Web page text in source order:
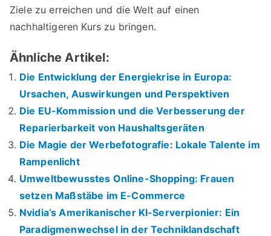
Ziele zu erreichen und die Welt auf einen
nachhaltigeren Kurs zu bringen.
Ähnliche Artikel:
Die Entwicklung der Energiekrise in Europa:
Ursachen, Auswirkungen und Perspektiven
Die EU-Kommission und die Verbesserung der
Reparierbarkeit von Haushaltsgeräten
Die Magie der Werbefotografie: Lokale Talente im
Rampenlicht
Umweltbewusstes Online-Shopping: Frauen
setzen Maßstäbe im E-Commerce
Nvidia’s Amerikanischer KI-Serverpionier: Ein
Paradigmenwechsel in der Techniklandschaft